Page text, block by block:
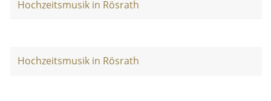
Hochzeitsmusik in Rösrath
Hochzeitsmusik in Rösrath